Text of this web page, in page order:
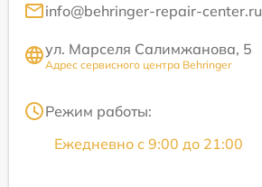
info@behringer-repair-center.ru
ул. Марселя Салимжанова, 5
Адрес сервисного центра Behringer
Режим работы:
Ежедневно с 9:00 до 21:00